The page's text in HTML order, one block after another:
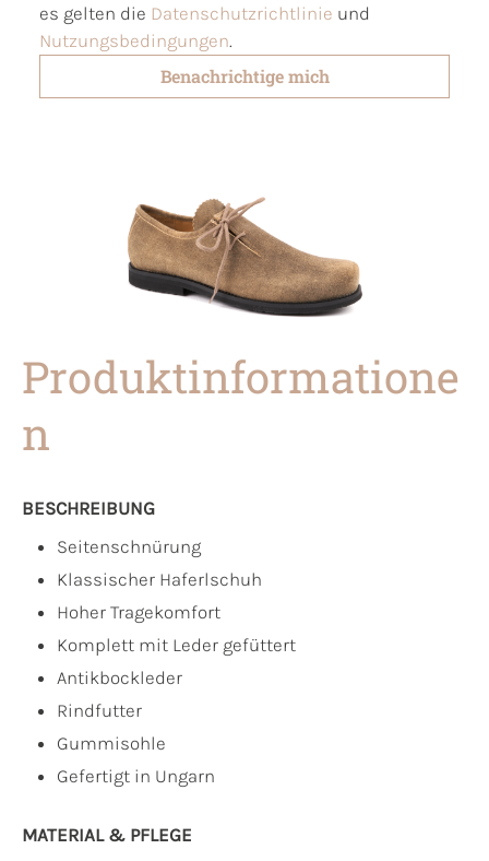
es gelten die Datenschutzrichtlinie und
Nutzungsbedingungen.
Benachrichtige mich
Produktinformatione
n
BESCHREIBUNG
Seitenschnürung
Klassischer Haferlschuh
Hoher Tragekomfort
Komplett mit Leder gefüttert
Antikbockleder
Rindfutter
Gummisohle
Gefertigt in Ungarn
MATERIAL & PFLEGE